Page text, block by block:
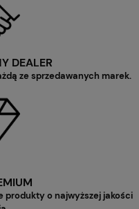
DEALER
ze sprzedawanych marek.
produkty o najwyższej jakości